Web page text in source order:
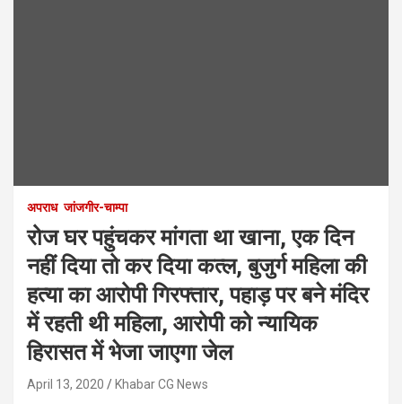
अपराध जांजगीर-चाम्पा
रोज घर पहुंचकर मांगता था खाना, एक दिन
नहीं दिया तो कर दिया कत्ल, बुजुर्ग महिला की
हत्या का आरोपी गिरफ्तार, पहाड़ पर बने मंदिर
में रहती थी महिला, आरोपी को न्यायिक
हिरासत में भेजा जाएगा जेल
April 13, 2020 Khabar CG News